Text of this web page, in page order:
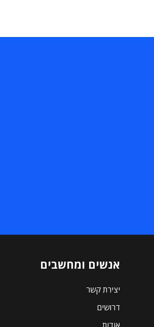
אנשים ומחשבים
יצירת קשר
דרושים